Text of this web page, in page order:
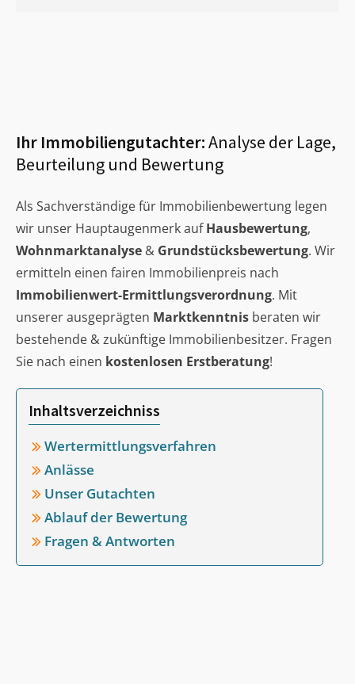
Ihr Immobiliengutachter:Analyse der Lage,
Beurteilung und Bewertung
Als Sachverständige für Immobilienbewertung legen
wir unser Hauptaugenmerk aufHausbewertung,
Wohnmarktanalyse & Grundstücksbewertung. Wir
ermitteln einen fairen Immobilienpreis nach
Immobilienwert-Ermittlungsverordnung. Mit
unserer ausgeprägten Marktkenntnis beraten wir
bestehende & zukünftige Immobilienbesitzer. Fragen
Sie nach einen kostenlosen Erstberatung!
Inhaltsverzeichniss
Wertermittlungsverfahren
Anlässe
Unser Gutachten
Ablauf der Bewertung
Fragen & Antworten